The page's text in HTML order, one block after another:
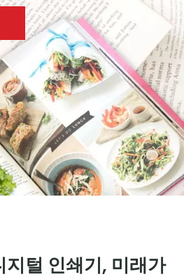
지털 인쇄기, 미래가